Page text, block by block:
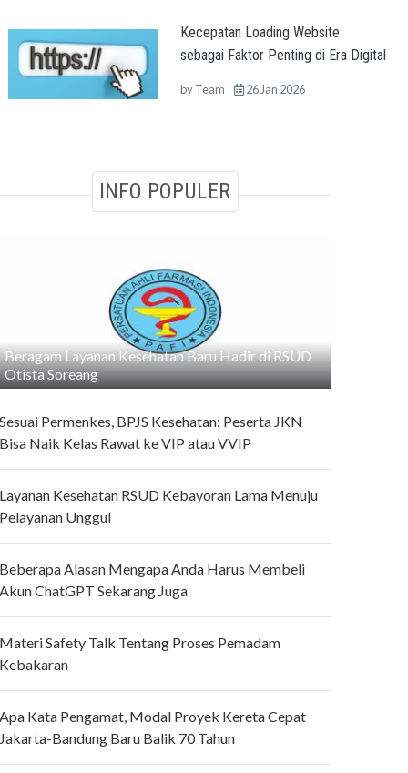
Kecepatan Loading Website
sebagai Faktor Penting di Era Digital
byTeam 26 Jan 2026
INFO POPULER
Beragam Layanan Kesehatan Baru Hadir di RSUD
Otista Soreang
Permenkes, BPJS Kesehatan: Peserta JKN
Naik Kelas Rawat ke VIP atau VVIP
Kesehatan RSUD Kebayoran Lama Menuju
Unggul
Alasan Mengapa Anda Harus Membeli
ChatGPT Sekarang Juga
Safety Talk Tentang Proses Pemadam
Kata Pengamat, Modal Proyek Kereta Cepat
Bandung Baru Balik 70 Tahun